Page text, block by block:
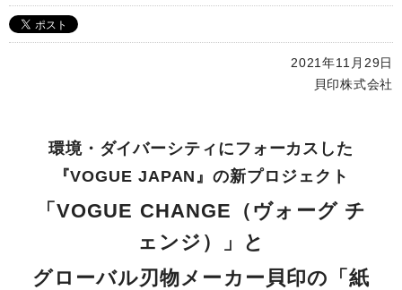
2021年11月29日
貝印株式会社
環境・ダイバーシティにフォーカスした
『VOGUE JAPAN』の新プロジェクト
「VOGUE CHANGE（ヴォーグ チ
ェンジ）」と
グローバル刃物メーカー貝印の「紙